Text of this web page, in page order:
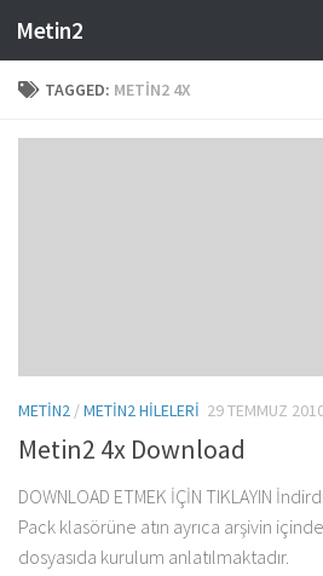
Skip to content
Metin2
TAGGED: METIN2 4X
METIN2 /METIN2 HILELERI 29 TEMMUZ
Metin2 4x Download
DOWNLOAD ETMEK İÇİN TIKLAYIN
Pack klasörüne atın ayrıca arşivin
dosyasıda kurulum anlatılmaktadır.